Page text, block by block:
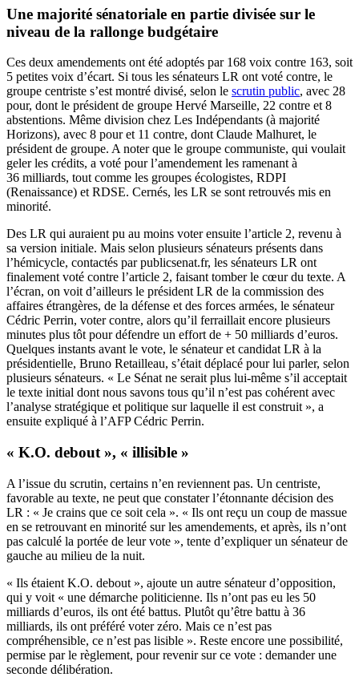
Une majorité sénatoriale en partie divisée sur le
niveau de la rallonge budgétaire
Ces deux amendements ont été adoptés par 168 voix contre 163, soit
5 petites voix d’écart. Si tous les sénateurs LR ont voté contre, le
groupe centriste s’est montré divisé, selon le scrutin public, avec 28
pour, dont le président de groupe Hervé Marseille, 22 contre et 8
abstentions. Même division chez Les Indépendants (à majorité
Horizons), avec 8 pour et 11 contre, dont Claude Malhuret, le
président de groupe. A noter que le groupe communiste, qui voulait
geler les crédits, a voté pour l’amendement les ramenant à
36 milliards, tout comme les groupes écologistes, RDPI
(Renaissance) et RDSE. Cernés, les LR se sont retrouvés mis en
minorité.
Des LR qui auraient pu au moins voter ensuite l’article 2, revenu à
sa version initiale. Mais selon plusieurs sénateurs présents dans
l’hémicycle, contactés par publicsenat.fr, les sénateurs LR ont
finalement voté contre l’article 2, faisant tomber le cœur du texte. A
l’écran, on voit d’ailleurs le président LR de la commission des
affaires étrangères, de la défense et des forces armées, le sénateur
Cédric Perrin, voter contre, alors qu’il ferraillait encore plusieurs
minutes plus tôt pour défendre un effort de + 50 milliards d’euros.
Quelques instants avant le vote, le sénateur et candidat LR à la
présidentielle, Bruno Retailleau, s’était déplacé pour lui parler, selon
plusieurs sénateurs. « Le Sénat ne serait plus lui-même s’il acceptait
le texte initial dont nous savons tous qu’il n’est pas cohérent avec
l’analyse stratégique et politique sur laquelle il est construit », a
ensuite expliqué à l’AFP Cédric Perrin.
« K.O. debout », « illisible »
A l’issue du scrutin, certains n’en reviennent pas. Un centriste,
favorable au texte, ne peut que constater l’étonnante décision des
LR : « Je crains que ce soit cela ». « Ils ont reçu un coup de massue
en se retrouvant en minorité sur les amendements, et après, ils n’ont
pas calculé la portée de leur vote », tente d’expliquer un sénateur de
gauche au milieu de la nuit.
« Ils étaient K.O. debout », ajoute un autre sénateur d’opposition,
qui y voit « une démarche politicienne. Ils n’ont pas eu les 50
milliards d’euros, ils ont été battus. Plutôt qu’être battu à 36
milliards, ils ont préféré voter zéro. Mais ce n’est pas
compréhensible, ce n’est pas lisible ». Reste encore une possibilité,
permise par le règlement, pour revenir sur ce vote : demander une
seconde délibération.